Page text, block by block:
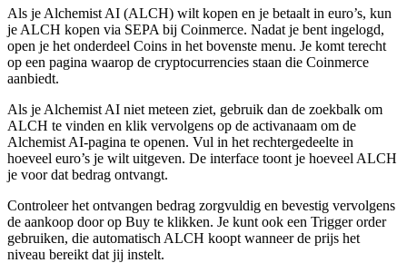
Als je Alchemist AI (ALCH) wilt kopen en je betaalt in euro’s, kun
je ALCH kopen via SEPA bij Coinmerce. Nadat je bent ingelogd,
open je het onderdeel Coins in het bovenste menu. Je komt terecht
op een pagina waarop de cryptocurrencies staan die Coinmerce
aanbiedt.
Als je Alchemist AI niet meteen ziet, gebruik dan de zoekbalk om
ALCH te vinden en klik vervolgens op de activanaam om de
Alchemist AI-pagina te openen. Vul in het rechtergedeelte in
hoeveel euro’s je wilt uitgeven. De interface toont je hoeveel ALCH
je voor dat bedrag ontvangt.
Controleer het ontvangen bedrag zorgvuldig en bevestig vervolgens
de aankoop door op Buy te klikken. Je kunt ook een Trigger order
gebruiken, die automatisch ALCH koopt wanneer de prijs het
niveau bereikt dat jij instelt.